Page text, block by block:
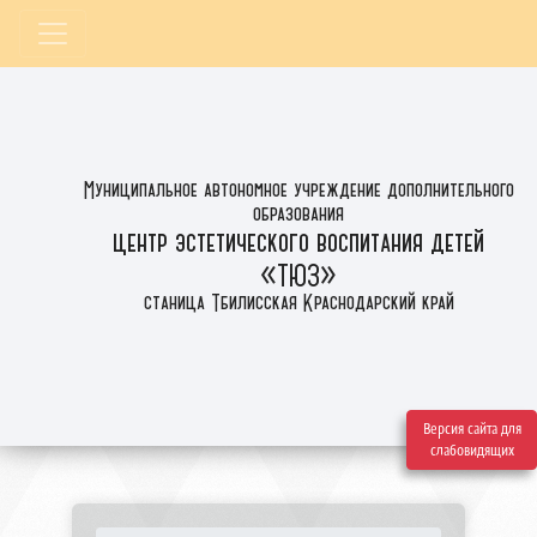
Версия сайта для
слабовидящих
Муниципальное автономное учреждение дополнительного
образования
центр эстетического воспитания детей
«ТЮЗ»
станица Тбилисская Краснодарский край